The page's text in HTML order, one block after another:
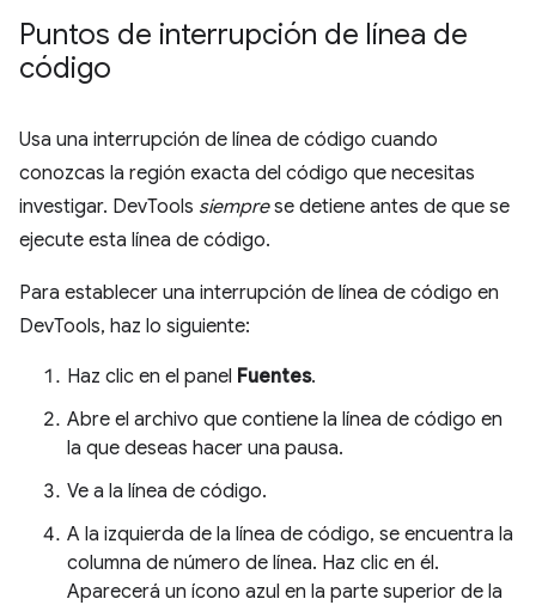
Puntos de interrupción de línea de
código
Usa una interrupción de línea de código cuando
conozcas la región exacta del código que necesitas
investigar. DevTools siemprese detiene antes de que se
ejecute esta línea de código.
Para establecer una interrupción de línea de código en
DevTools, haz lo siguiente:
Haz clic en el panel Fuentes.
Abre el archivo que contiene la línea de código en
la que deseas hacer una pausa.
Ve a la línea de código.
A la izquierda de la línea de código, se encuentra la
columna de número de línea. Haz clic en él.
Aparecerá un ícono azul en la parte superior de la